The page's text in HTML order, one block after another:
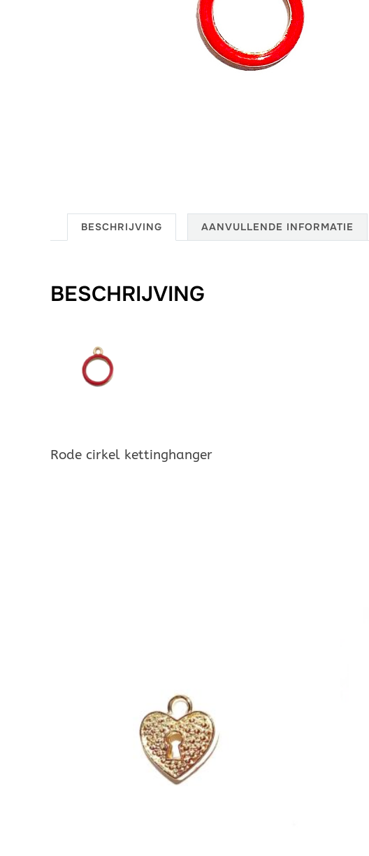
BESCHRIJVING AANVULLENDE INFORMATIE
BESCHRIJVING
Rode cirkel kettinghanger